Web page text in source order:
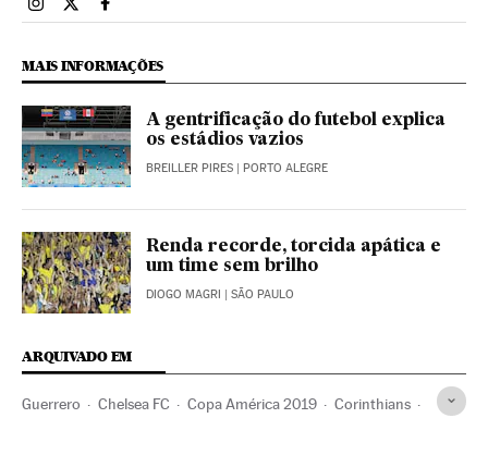
Esportes El País Brasil en Instagram
Esportes El País Brasil en Twitter
Esportes El País Brasil en Facebook
MAIS INFORMAÇÕES
A gentrificação do futebol explica
os estádios vazios
BREILLER PIRES | PORTO ALEGRE
Renda recorde, torcida apática e
um time sem brilho
DIOGO MAGRI | SÃO PAULO
ARQUIVADO EM
Guerrero Chelsea FC Copa América 2019 Corinthians